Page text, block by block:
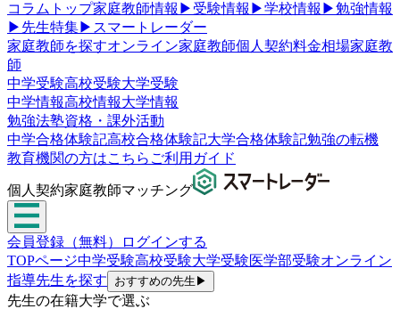
コラムトップ家庭教師情報 ▶ 受験情報 ▶学校情報 ▶勉強情報
▶ 先生特集▶ スマートレーダー
家庭教師を探すオンライン家庭教師個人契約料金相場家庭教
師
中学受験高校受験大学受験
中学情報高校情報大学情報
勉強法塾資格・課外活動
中学合格体験記高校合格体験記大学合格体験記勉強の転機
教育機関の方はこちら ご利用ガイド
個人契約家庭教師マッチング
会員登録（無料）
ログインする
TOPページ中学受験高校受験大学受験医学部受験オンライン
指導先生を探す おすすめの先生 ▶
先生の在籍大学で選ぶ